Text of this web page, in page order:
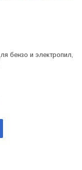
бензо и электропил,